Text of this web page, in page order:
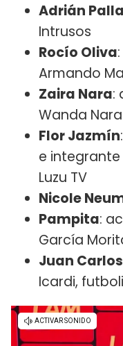
Adrián
Intrusos
Rocío Oliva
Armando
Zaira Nara:
Wanda Nara
Flor Jazmín
e integrante
Luzu TV
Nicole
Pampita:
García
Juan
Icardi,